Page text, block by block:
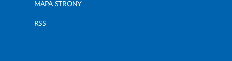
MAPA STRONY
RSS